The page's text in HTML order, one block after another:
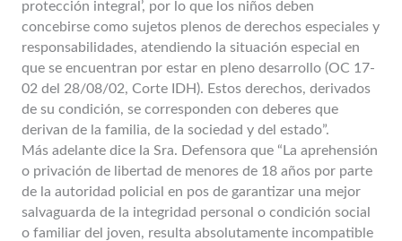
protección integral’, por lo que los niños deben
concebirse como sujetos plenos de derechos especiales y
responsabilidades, atendiendo la situación especial en
que se encuentran por estar en pleno desarrollo (OC 17-
02 del 28/08/02, Corte IDH). Estos derechos, derivados
de su condición, se corresponden con deberes que
derivan de la familia, de la sociedad y del estado”.
Más adelante dice la Sra. Defensora que “La aprehensión
o privación de libertad de menores de 18 años por parte
de la autoridad policial en pos de garantizar una mejor
salvaguarda de la integridad personal o condición social
o familiar del joven, resulta absolutamente incompatible